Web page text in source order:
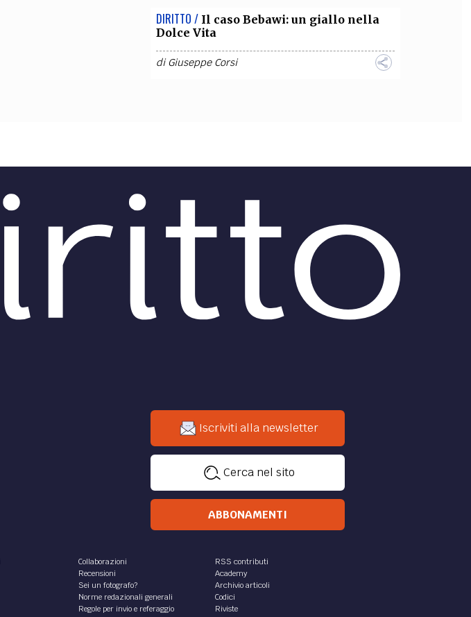
DIRITTO / Il caso Bebawi: un giallo nella
Dolce Vita
diGiuseppe Corsi
Iscriviti alla newsletter
Cerca nel sito
ABBONAMENTI
Collaborazioni
Recensioni
Sei un fotografo?
Norme redazionali generali
Regole per invio e referaggio
RSS contributi
Academy
Archivio articoli
Codici
Riviste